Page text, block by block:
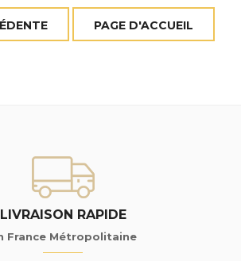
LIVRAISON RAPIDE
France Métropolitaine